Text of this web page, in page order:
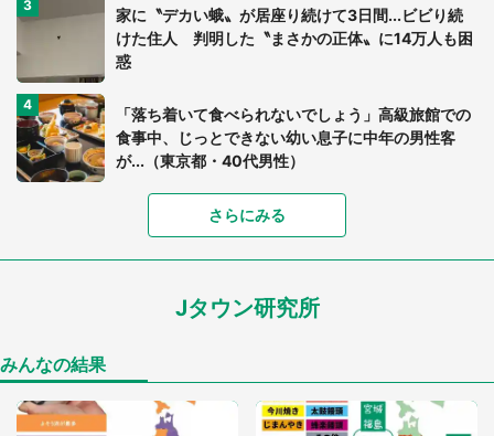
家に〝デカい蛾〟が居座り続けて3日間...ビビり続
けた住人 判明した〝まさかの正体〟に14万人も困
惑
「落ち着いて食べられないでしょう」高級旅館での
食事中、じっとできない幼い息子に中年の男性客
が...（東京都・40代男性）
「可愛いのにホラー」「事件性を感じる」 ふわふ
「孫にあげると思って、あなたにこれをあげる」
「ゾワゾワする」「本当に気持ち悪い」 道端でバ
さらにみる
Jタウン研究所
みんなの結果